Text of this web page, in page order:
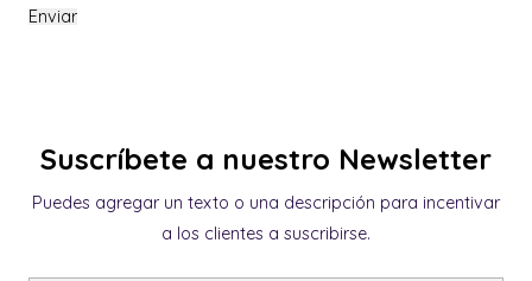
Suscríbete a nuestro Newsletter
Puedes agregar un texto o una descripción para incentivar
a los clientes a suscribirse.